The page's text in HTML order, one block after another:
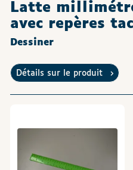
Latte
avec repères
Dessiner
Détails sur le produit